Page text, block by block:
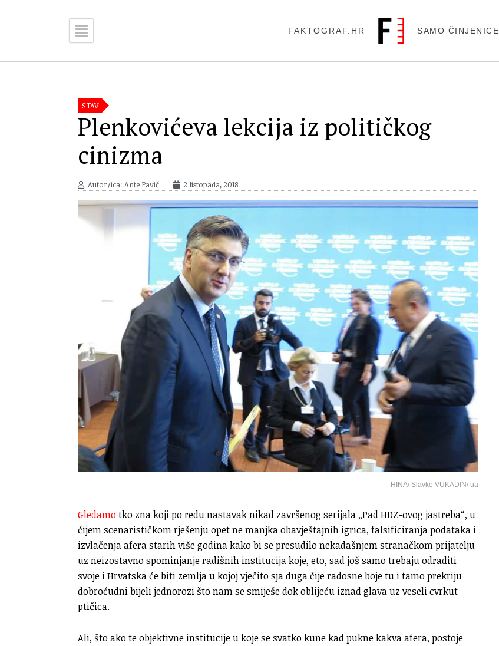
FAKTOGRAF.HR SAMO ČINJENICE
STAV
Plenkovićeva lekcija iz političkog
cinizma
Autor/ica: Ante Pavić 2 listopada, 2018
HINA/ Slavko VUKADIN/ ua
Gledamotko zna koji po redu nastavak nikad završenog serijala „Pad HDZ-ovog jastreba“, u
čijem scenarističkom rješenju opet ne manjka obavještajnih igrica, falsificiranja podataka i
izvlačenja afera starih više godina kako bi se presudilo nekadašnjem stranačkom prijatelju
uz neizostavno spominjanje radišnih institucija koje, eto, sad još samo trebaju odraditi
svoje i Hrvatska će biti zemlja u kojoj vječito sja duga čije radosne boje tu i tamo prekriju
dobroćudni bijeli jednorozi što nam se smiješe dok oblijeću iznad glava uz veseli cvrkut
ptičica.
Ali, što ako te objektivne institucije u koje se svatko kune kad pukne kakva afera, postoje